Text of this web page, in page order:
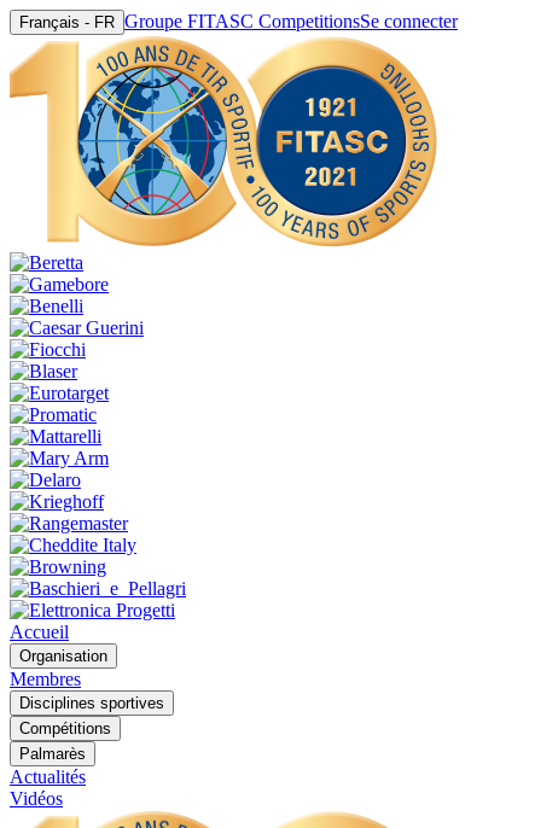
Français - FR Groupe FITASC CompetitionsSe connecter
Accueil
Organisation
Membres
Disciplines sportives
Compétitions
Palmarès
Actualités
Vidéos